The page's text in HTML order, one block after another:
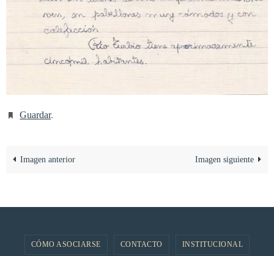
Guardar.
Imagen anterior Imagen siguiente
CÓMO ASOCIARSE CONTACTO INSTITUCIONAL